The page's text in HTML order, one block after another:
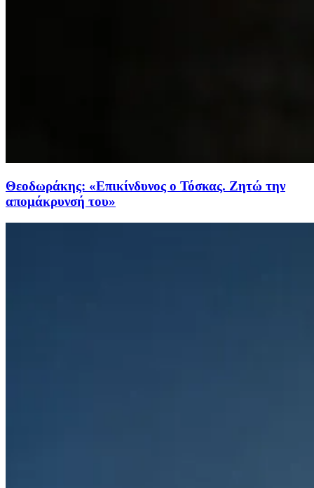
Θεοδωράκης: «Επικίνδυνος ο Τόσκας. Ζητώ την
απομάκρυνσή του»